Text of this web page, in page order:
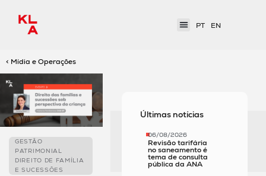
PT EN
< Mídia e Operações
GESTÃO
PATRIMONIAL
DIREITO DE FAMÍLIA
E SUCESSÕES
Últimas notícias
06/08/2026
Revisão tarifária
no saneamento é
tema de consulta
pública da ANA